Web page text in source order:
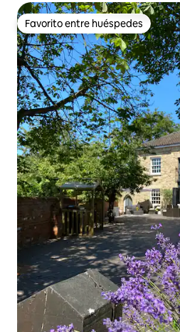
Favorito entre huéspedes
Favorito entre huéspedes